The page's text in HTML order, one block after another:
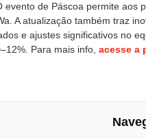
evento de Páscoa permite aos
A atualização também traz
e ajustes significativos no
Para mais info, acesse a